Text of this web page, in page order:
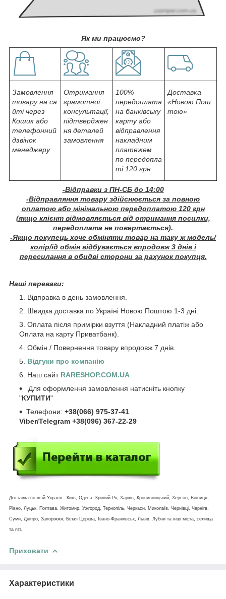
Як ми працюємо?
Замовлення
товару на са
йті через
Кошик або
телефонний
дзвінок
менеджеру
Отримання
грамотної
консультації,
підтверджен
ня деталей
замовлення
100%
передоплата
на банківську
карту або
відправлення
накладним
платежем
по передопла
ті 120 грн
Доставка
«Новою Пош
тою»
-Відправки з ПН-СБ до 14:00
-Відправляння товару здійснюється за повною
оплатою або мінімальною передоплатою 120 грн
(якщо клієнт відмовляється від отримання посилки,
передоплата не повертається).
-Якщо покупець хоче обміняти товар на таку ж модель/
колір/ід обмін відбувається впродовж 3 днів і
пересилання в обидві сторони за рахунок покупця.
Наші переваги:
Відправка в день замовлення.
Швидка доставка по Україні Новою Поштою 1-3 дні.
Оплата після примірки взуття (Накладний платіж або
Оплата на карту Приватбанк).
Обмін / Повернення товару впродовж 7 днів.
Відгуки про компанію
Наш сайт RARESHOP.COM.UA
Для оформлення замовлення натисніть кнопку
"КУПИТИ"
Телефони: +38(066) 975-37-41
Viber/Telegram +38(096) 367-22-29
Доставка по всій Україні: Київ, Одеса, Кривий Ріг, Харків, Кропивницький, Херсон, Вінниця,
Рівно, Луцьк, Полтава, Житомир, Ужгород, Тернопіль, Черкаси, Миколаїв, Чернівці, Чернігв,
Суми, Дніпро, Запоріжжя, Білая Церква, Івано-Франківськ, Львів, Лубни та інші міста, селища
та пгт.
Приховати
Характеристики